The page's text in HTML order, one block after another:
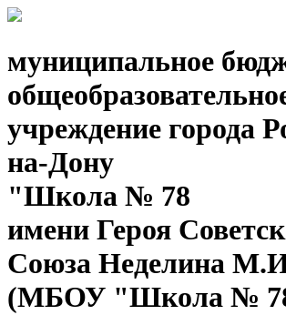
муниципальное
учреждение города
на-Дону
"Школа № 78
имени Героя
Союза Неделина
(МБОУ "Школа №